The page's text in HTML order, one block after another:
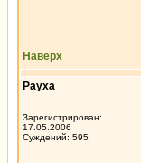
Наверх
Рауха
Зарегистрирован:
17.05.2006
Суждений: 595